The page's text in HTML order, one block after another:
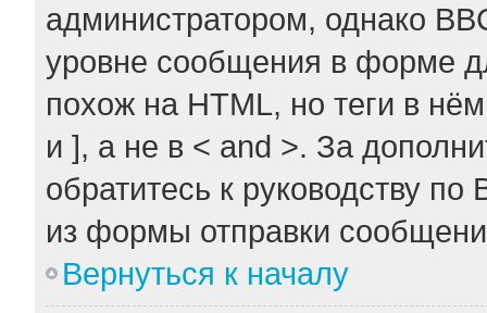
администратором, однако
уровне сообщения в форме
похож на HTML, но теги в
и ], а не в < and >. За
обратитесь к руководству
из формы отправки
Вернуться к началу